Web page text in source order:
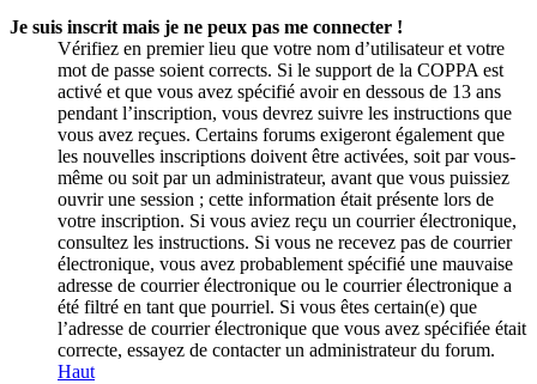
Je suis inscrit mais je ne peux pas me connecter !
Vérifiez en premier lieu que votre nom d’utilisateur et votre
mot de passe soient corrects. Si le support de la COPPA est
activé et que vous avez spécifié avoir en dessous de 13 ans
pendant l’inscription, vous devrez suivre les instructions que
vous avez reçues. Certains forums exigeront également que
les nouvelles inscriptions doivent être activées, soit par vous-
même ou soit par un administrateur, avant que vous puissiez
ouvrir une session ; cette information était présente lors de
votre inscription. Si vous aviez reçu un courrier électronique,
consultez les instructions. Si vous ne recevez pas de courrier
électronique, vous avez probablement spécifié une mauvaise
adresse de courrier électronique ou le courrier électronique a
été filtré en tant que pourriel. Si vous êtes certain(e) que
l’adresse de courrier électronique que vous avez spécifiée était
correcte, essayez de contacter un administrateur du forum.
Haut